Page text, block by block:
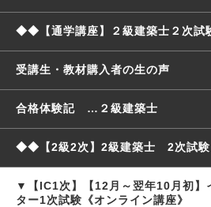
◆◆【通学講座】２級建築士２次試
受講生・教材購入者の生の声
合格体験記 …２級建築士
◆◆【2級2次】2級建築士 2次試験
▼【IC1次】【12月～翌年10月初】
ター1次試験《オンライン講座